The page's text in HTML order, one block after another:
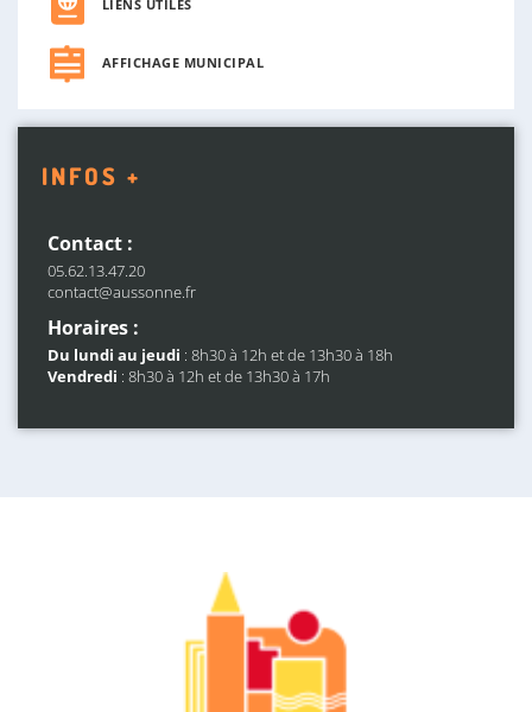
LIENS UTILES
AFFICHAGE MUNICIPAL
INFOS +
Contact :
05.62.13.47.20
contact@aussonne.fr
Horaires :
Du lundi au jeudi : 8h30 à 12h et de 13h30 à 18h
Vendredi : 8h30 à 12h et de 13h30 à 17h